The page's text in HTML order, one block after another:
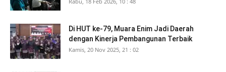
Di HUT ke-79, Muara Enim Jadi Daerah
dengan Kinerja Pembangunan Terbaik
Kamis, 20 Nov 2025, 21 : 02